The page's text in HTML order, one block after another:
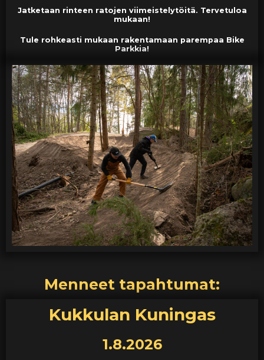
Jatketaan rinteen ratojen viimeistelytöitä. Tervetuloa
mukaan!
Tule rohkeasti mukaan rakentamaan parempaa Bike
Parkkia!
Menneet tapahtumat:
Kukkulan Kuningas
1.8.2026